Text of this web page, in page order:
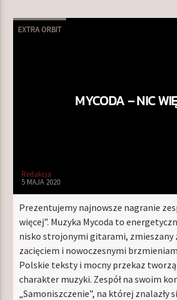
EXTRA ORBIT
MYCODA – NIC
Redakcja
5 MAJA 2020
Prezentujemy najnowsze nagranie
więcej”. Muzyka Mycoda to
nisko strojonymi gitarami, zmieszany
zacięciem i nowoczesnymi
Polskie teksty i mocny przekaz
charakter muzyki. Zespół na swoim
„Samoniszczenie”, na której znalazły